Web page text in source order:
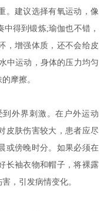
。建议选择有氧运动，像
得到锻炼;瑜伽也不错，
，增强体质，还不会给皮
中运动，身体的压力均匀
摩擦。
外界刺激。在户外运动
皮肤伤害较大，患者应尽
或傍晚时分。如果必须在
长袖衣物和帽子，将裸露
，引发病情变化。